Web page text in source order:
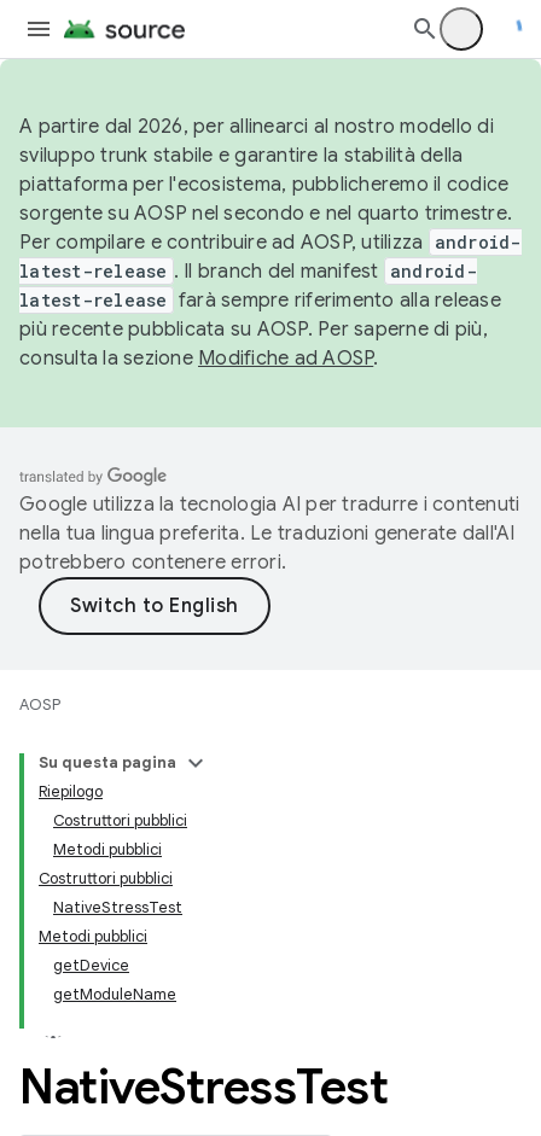
A partire dal 2026, per allinearci al nostro modello di
sviluppo trunk stabile e garantire la stabilità della
piattaforma per l'ecosistema, pubblicheremo il codice
sorgente su AOSP nel secondo e nel quarto trimestre.
Per compilare e contribuire ad AOSP, utilizza
android-
latest-release . Il branch del manifest android-
latest-release farà sempre riferimento alla release
più recente pubblicata su AOSP. Per saperne di più,
consulta la sezione Modifiche ad AOSP.
Google utilizza la tecnologia AI per tradurre i contenuti
nella tua lingua preferita. Le traduzioni generate dall'AI
potrebbero contenere errori.
AOSP
Su questa pagina
Riepilogo
Costruttori pubblici
Metodi pubblici
Costruttori pubblici
NativeStressTest
Metodi pubblici
getDevice
getModuleName
NativeStressTest